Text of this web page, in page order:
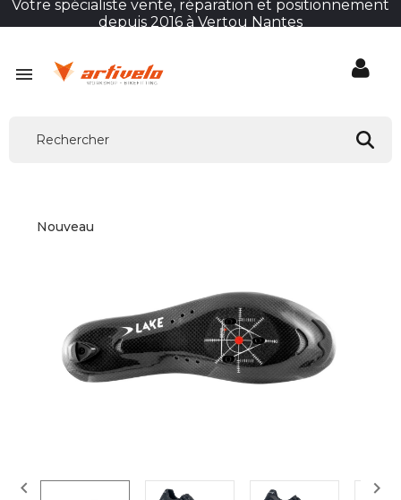
Votre spécialiste vente, réparation et positionnement
depuis 2016 à Vertou Nantes

Nouveau
 